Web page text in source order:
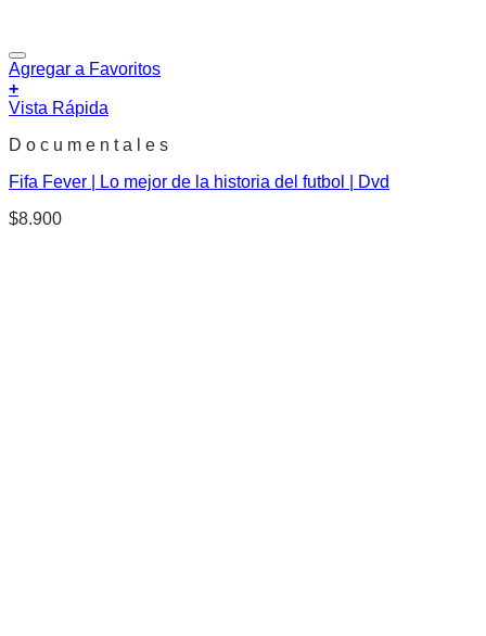
Agregar a Favoritos
+
Vista Rápida
D o c u m e n t a l e s
Fifa Fever | Lo mejor de la historia del futbol | Dvd
$8.900